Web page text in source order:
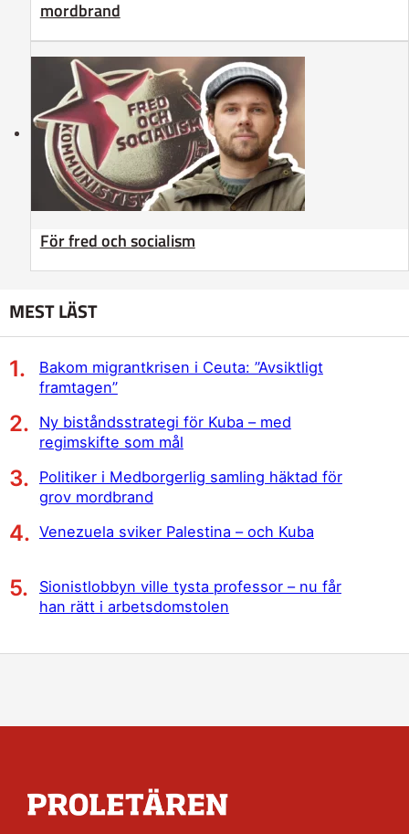
mordbrand
För fred och socialism
MEST LÄST
Bakom migrantkrisen i Ceuta: ”Avsiktligt
framtagen”
Ny biståndsstrategi för Kuba – med
regimskifte som mål
Politiker i Medborgerlig samling häktad för
grov mordbrand
Venezuela sviker Palestina – och Kuba
Sionistlobbyn ville tysta professor – nu får
han rätt i arbetsdomstolen